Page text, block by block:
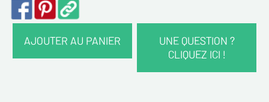
AJOUTER AU PANIER
UNE QUESTION ?
CLIQUEZ ICI !